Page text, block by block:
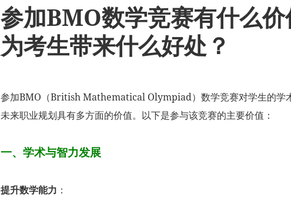
参加BMO数学竞赛有什么
为考生带来什么好处？
参加BMO（British Mathematical Olympiad）数学竞赛对学生的学
未来职业规划具有多方面的价值。以下是参与该竞赛的主要价值：
一、学术与智力发展
提升数学能力 ：